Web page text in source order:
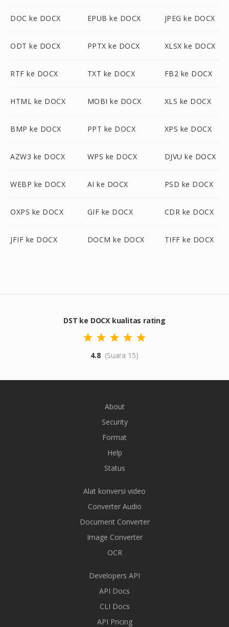
DOC ke DOCX EPUB ke DOCX JPEG ke DOCX
ODT ke DOCX PPTX ke DOCX XLSX ke DOCX
RTF ke DOCX TXT ke DOCX FB2 ke DOCX
HTML ke DOCX MOBI ke DOCX XLS ke DOCX
BMP ke DOCX PPT ke DOCX XPS ke DOCX
AZW3 ke DOCX WPS ke DOCX DJVU ke DOCX
WEBP ke DOCX AI ke DOCX PSD ke DOCX
OXPS ke DOCX GIF ke DOCX CDR ke DOCX
JFIF ke DOCX DOCM ke DOCX TIFF ke DOCX
DST ke DOCX kualitas rating
4.8 (Suara 15)
About
Security
Format
Help
Status
Alat konversi video
Converter Audio
Document Converter
Image Converter
OCR
Developers API
API Docs
CLI Docs
API Pricing